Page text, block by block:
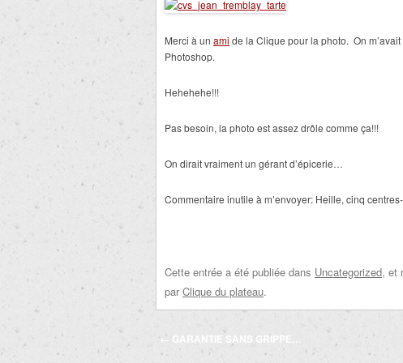
Merci à un ami de la Clique pour la photo. On
Photoshop.
Hehehehe!!!
Pas besoin, la photo est assez drôle comme ça!!!
On dirait vraiment un gérant d’épicerie…
Commentaire inutile à m’envoyer: Heille, cinq
Cette entrée a été publiée dans Uncategorized, et
par Clique du plateau.
Navigation
← GARANTIE SANS GRIPPE…